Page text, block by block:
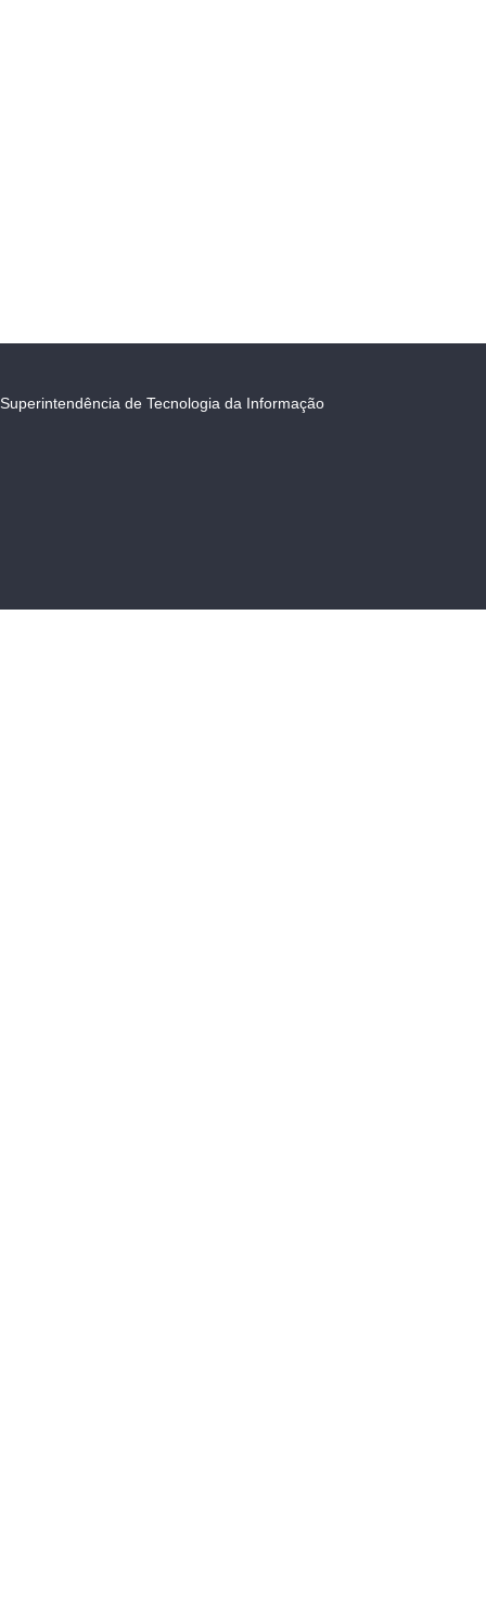
Superintendência de Tecnologia da Informação